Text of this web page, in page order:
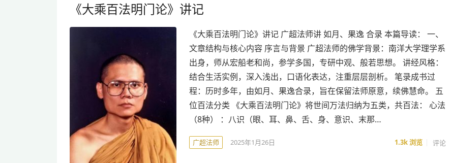
《大乘百法明门论》讲记
《大乘百法明门论》讲记 广超法师讲 如月、果逸 合录 本篇导读： 一、
文章结构与核心内容 序言与背景 广超法师的佛学背景：南洋大学理学系
出身，师从宏船老和尚，参学多国，专研中观、般若思想。 讲经风格：
结合生活实例，深入浅出，口语化表达，注重层层剖析。 笔录成书过
程：历时多年，由如月、果逸合录，旨在保留法师原意，续佛慧命。 五
位百法分类 《大乘百法明门论》将世间万法归纳为五类，共百法： 心法
（8种） ：八识（眼、耳、鼻、舌、身、意识、末那…
广超法师 2025年1月26日 1.3k浏览 评论